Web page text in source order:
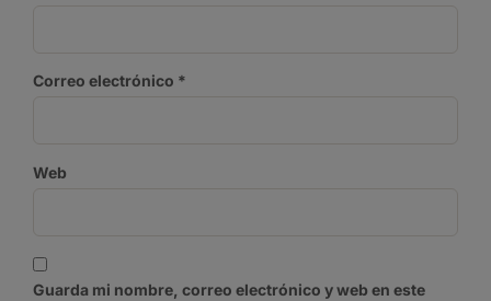
Correo electrónico *
Web
Guarda mi nombre, correo electrónico y web en este